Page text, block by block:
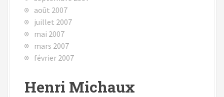
août 2007
juillet 2007
mai 2007
mars 2007
février 2007
Henri Michaux